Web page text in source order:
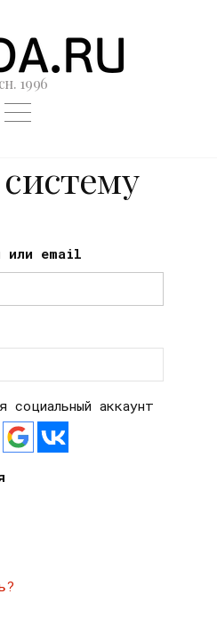
1996
или email
социальный аккаунт